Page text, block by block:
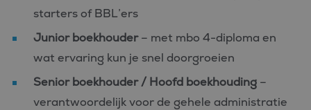
starters of BBL’ers
Junior boekhouder– met mbo 4-diploma en
wat ervaring kun je snel doorgroeien
Senior boekhouder / Hoofd boekhouding –
verantwoordelijk voor de gehele administratie